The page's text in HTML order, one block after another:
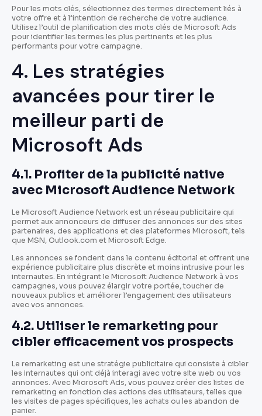
Pour les mots clés, sélectionnez des termes directement liés à
votre offre et à l’intention de recherche de votre audience.
Utilisez l’outil de planification des mots clés de Microsoft Ads
pour identifier les termes les plus pertinents et les plus
performants pour votre campagne.
4. Les stratégies
avancées pour tirer le
meilleur parti de
Microsoft Ads
4.1. Profiter de la publicité native
avec Microsoft Audience Network
Le Microsoft Audience Network est un réseau publicitaire qui
permet aux annonceurs de diffuser des annonces sur des sites
partenaires, des applications et des plateformes Microsoft, tels
que MSN, Outlook.com et Microsoft Edge.
Les annonces se fondent dans le contenu éditorial et offrent une
expérience publicitaire plus discrète et moins intrusive pour les
internautes. En intégrant le Microsoft Audience Network à vos
campagnes, vous pouvez élargir votre portée, toucher de
nouveaux publics et améliorer l’engagement des utilisateurs
avec vos annonces.
4.2. Utiliser le remarketing pour
cibler efficacement vos prospects
Le remarketing est une stratégie publicitaire qui consiste à cibler
les internautes qui ont déjà interagi avec votre site web ou vos
annonces. Avec Microsoft Ads, vous pouvez créer des listes de
remarketing en fonction des actions des utilisateurs, telles que
les visites de pages spécifiques, les achats ou les abandon de
panier.